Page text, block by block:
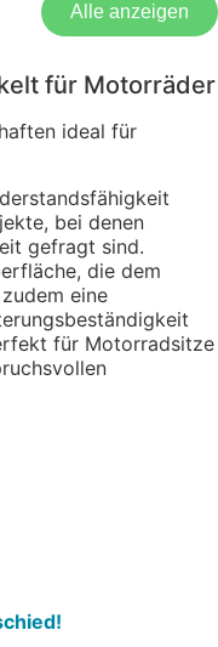
Alle anzeigen
für Motorräder
ideal für
bei denen
gefragt sind.
die dem
eine
für Motorradsitze